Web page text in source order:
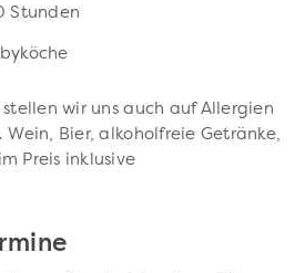
Stunden
wir uns auch auf Allergien
Bier, alkoholfreie Getränke,
Preis inklusive